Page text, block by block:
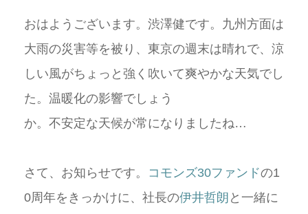
おはようございます。渋澤健です。九州方面は
大雨の災害等を被り、東京の週末は晴れで、涼
しい風がちょっと強く吹いて爽やかな天気でし
た。温暖化の影響でしょう
か。不安定な天候が常になりましたね…
さて、お知らせです。 コモンズ30ファンドの1
0周年をきっかけに、社長の伊井哲朗 と一緒に